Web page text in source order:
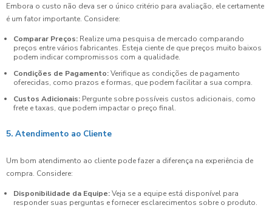
Embora o custo não deva ser o único critério para avaliação, ele certamente
é um fator importante. Considere:
Comparar Preços: Realize uma pesquisa de mercado comparando
preços entre vários fabricantes. Esteja ciente de que preços muito baixos
podem indicar compromissos com a qualidade.
Condições de Pagamento:Verifique as condições de pagamento
oferecidas, como prazos e formas, que podem facilitar a sua compra.
Custos Adicionais: Pergunte sobre possíveis custos adicionais, como
frete e taxas, que podem impactar o preço final.
5. Atendimento ao Cliente
Um bom atendimento ao cliente pode fazer a diferença na experiência de
compra. Considere:
Disponibilidade da Equipe:Veja se a equipe está disponível para
responder suas perguntas e fornecer esclarecimentos sobre o produto.